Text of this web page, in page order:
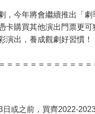
，今年將會繼續推出「劇
卡購買其他演出門票更可
演出，養成觀劇好習慣！
＝＝＝＝＝＝＝＝＝＝＝
或之前，買齊2022-